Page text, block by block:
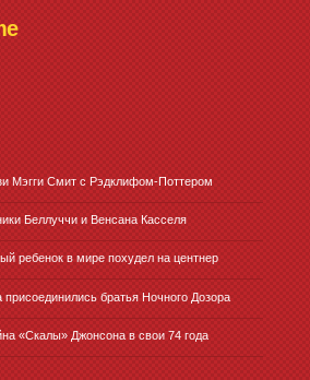
Мэгги Смит с Рэдклифом-Поттером
Беллуччи и Венсана Касселя
ребенок в мире похудел на центнер
присоединились братья Ночного Дозора
«Скалы» Джонсона в свои 74 года